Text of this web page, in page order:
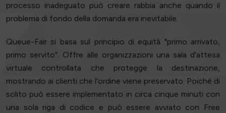
processo inadeguato può creare rabbia anche quando il
problema di fondo della domanda era inevitabile.
Queue-Fair si basa sul principio di equità "primo arrivato,
primo servito". Offre alle organizzazioni una sala d'attesa
virtuale controllata che protegge la destinazione,
mostrando ai clienti che l'ordine viene preservato. Poiché di
solito può essere implementato in circa cinque minuti con
una sola riga di codice e può essere avviato con Free